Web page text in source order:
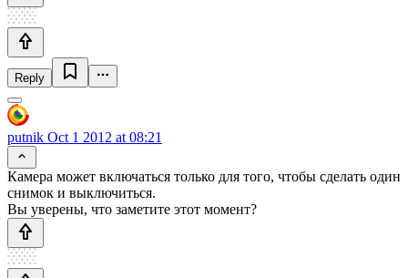
Reply
putnik Oct 1 2012 at 08:21
Камера может включаться только для того, чтобы сделать один
снимок и выключиться.
Вы уверены, что заметите этот момент?